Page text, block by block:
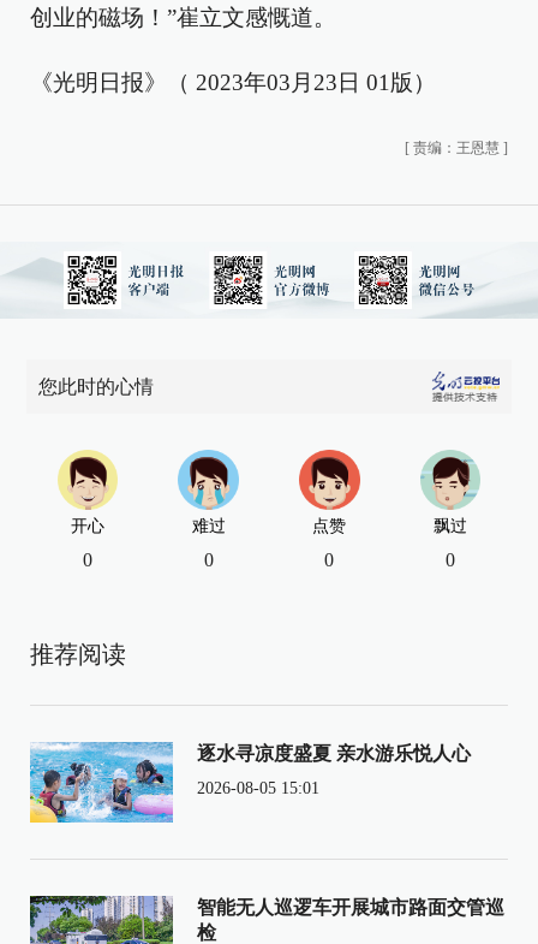
创业的磁场！”崔立文感慨道。
《光明日报》（ 2023年03月23日 01版）
[ 责编：王恩慧 ]
您此时的心情
开心
0
难过
0
点赞
0
飘过
0
推荐阅读
逐水寻凉度盛夏 亲水游乐悦人心
2026-08-05 15:01
智能无人巡逻车开展城市路面交管巡
检